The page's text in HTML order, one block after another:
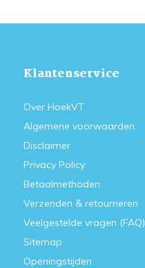
Klantenservice
Over HoekVT
Algemene voorwaarden
Disclaimer
Privacy Policy
Betaalmethoden
Verzenden & retourneren
Veelgestelde vragen (FAQ)
Sitemap
Openingstijden